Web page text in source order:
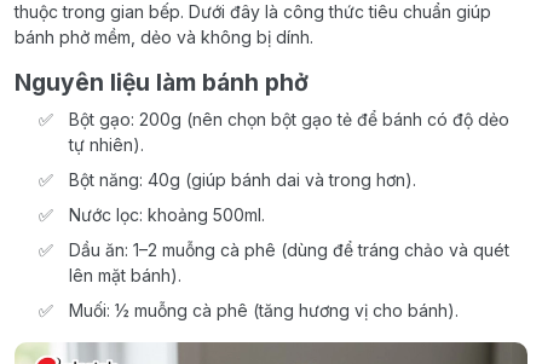
thuộc trong gian bếp. Dưới đây là công thức tiêu chuẩn giúp
bánh phở mềm, dẻo và không bị dính.
Nguyên liệu làm bánh phở
Bột gạo: 200g (nên chọn bột gạo tẻ để bánh có độ dẻo
tự nhiên).
Bột năng: 40g (giúp bánh dai và trong hơn).
Nước lọc: khoảng 500ml.
Dầu ăn: 1–2 muỗng cà phê (dùng để tráng chảo và quét
lên mặt bánh).
Muối: ½ muỗng cà phê (tăng hương vị cho bánh).